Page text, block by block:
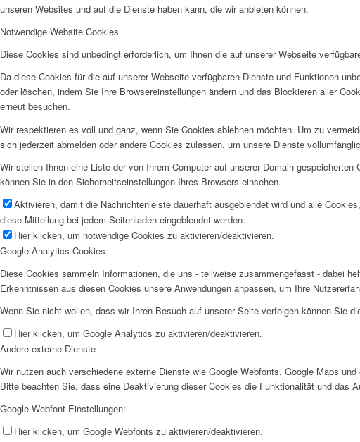
unseren Websites und auf die Dienste haben kann, die wir anbieten können.
Notwendige Website Cookies
Diese Cookies sind unbedingt erforderlich, um Ihnen die auf unserer Webseite
Da diese Cookies für die auf unserer Webseite verfügbaren Dienste und Funktionen
oder löschen, indem Sie Ihre Browsereinstellungen ändern und das Blockieren aller
erneut besuchen.
Wir respektieren es voll und ganz, wenn Sie Cookies ablehnen möchten. Um zu
sich jederzeit abmelden oder andere Cookies zulassen, um unsere Dienste
Wir stellen Ihnen eine Liste der von Ihrem Computer auf unserer Domain
können Sie in den Sicherheitseinstellungen Ihres Browsers einsehen.
Aktivieren, damit die Nachrichtenleiste dauerhaft ausgeblendet wird und alle
diese Mitteilung bei jedem Seitenladen eingeblendet werden.
Hier klicken, um notwendige Cookies zu aktivieren/deaktivieren.
Google Analytics Cookies
Diese Cookies sammeln Informationen, die uns - teilweise zusammengefasst - dabei
Erkenntnissen aus diesen Cookies unsere Anwendungen anpassen, um Ihre
Wenn Sie nicht wollen, dass wir Ihren Besuch auf unserer Seite verfolgen können Sie
Hier klicken, um Google Analytics zu aktivieren/deaktivieren.
Andere externe Dienste
Wir nutzen auch verschiedene externe Dienste wie Google Webfonts, Google Maps
Bitte beachten Sie, dass eine Deaktivierung dieser Cookies die Funktionalität und das
Google Webfont Einstellungen:
Hier klicken, um Google Webfonts zu aktivieren/deaktivieren.